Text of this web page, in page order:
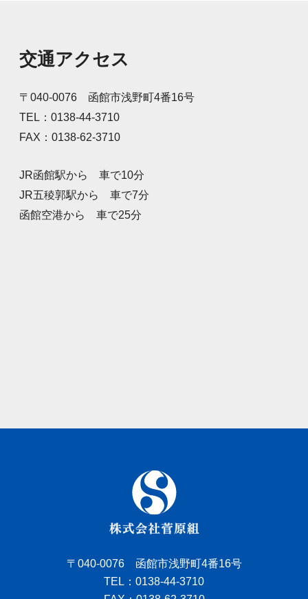
交通アクセス
〒040-0076 函館市浅野町4番16号
TEL：0138-44-3710
FAX：0138-62-3710
JR函館駅から 車で10分
JR五稜郭駅から 車で7分
函館空港から 車で25分
〒040-0076 函館市浅野町4番16号
TEL：0138-44-3710